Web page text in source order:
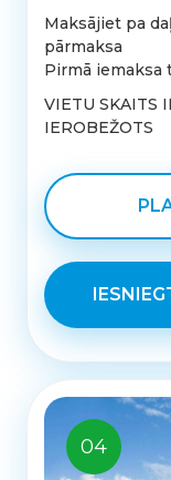
Maksājiet pa
pārmaksa
Pirmā iemaksa
VIETU SKAITS
IEROBEŽOTS
04